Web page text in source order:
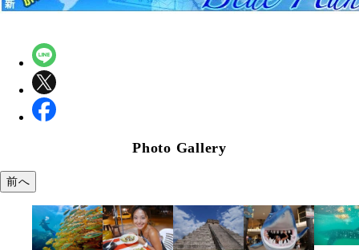
Photo Gallery
前へ